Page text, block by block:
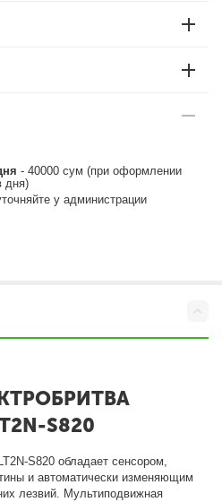
- 40000 сум (при оформлении
дня)
у администрации
S820
S820 обладает сенсором,
и автоматически изменяющим
лезвий. Мультиподвижная